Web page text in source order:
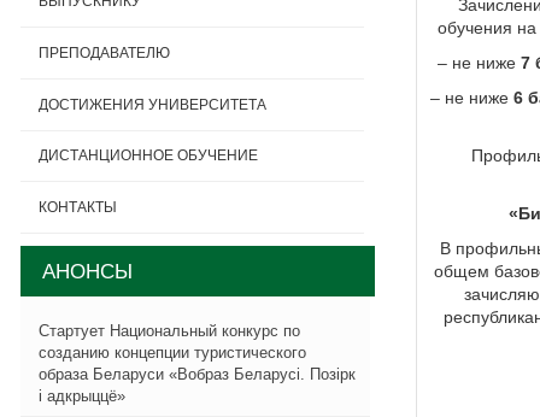
обучения
– не ниже 7
– не ниже 6
В
общем
ПРЕПОДАВАТЕЛЮ
ДОСТИЖЕНИЯ УНИВЕРСИТЕТА
ДИСТАНЦИОННОЕ ОБУЧЕНИЕ
КОНТАКТЫ
АНОНСЫ
Стартует Национальный конкурс по
созданию концепции туристического
образа Беларуси «Вобраз Беларусi. Позiрк
i адкрыццё»